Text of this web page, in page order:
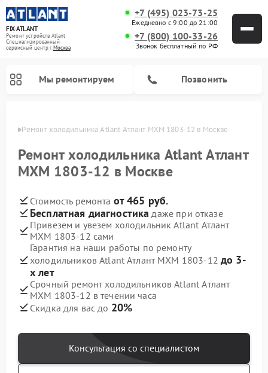
FIX-ATLANT
Ремонт устройств Atlant
Специализированный
cервисный центр г.Москва
+7 (495) 023-73-25
Ежедневно с 9:00 до 21:00
+7 (800) 100-33-26
Звонок бесплатный по РФ
Мы ремонтируем Позвонить
Ремонт холодильника Atlant Атлант МХМ 1803-12 в Москве
Ремонт холодильника Atlant Атлант
МХМ 1803-12 в Москве
Стоимость ремонта от 465 руб.
Бесплатная диагностика даже при отказе
Привезем и увезем холодильник Atlant Атлант
МХМ 1803-12 сами
Гарантия на наши работы по ремонту
холодильников Atlant Атлант МХМ 1803-12 до 3-
х лет
Срочный ремонт холодильников Atlant Атлант
МХМ 1803-12 в течении часа
Скидка для вас до 20%
Консультация со специалистом